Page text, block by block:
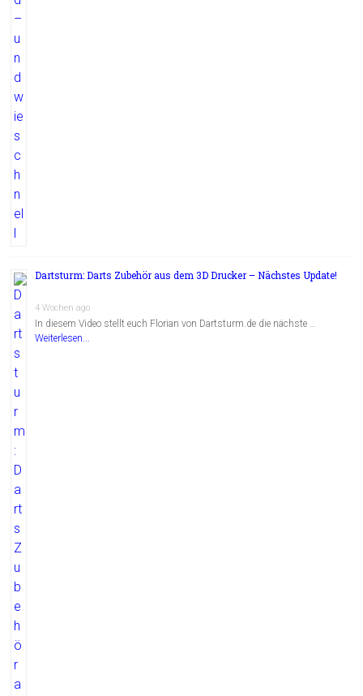
Dartsturm: Darts Zubehör aus dem 3D Drucker – Nächstes Update!
4 Wochen ago
In diesem Video stellt euch Florian von Dartsturm.de die nächste …
Weiterlesen...